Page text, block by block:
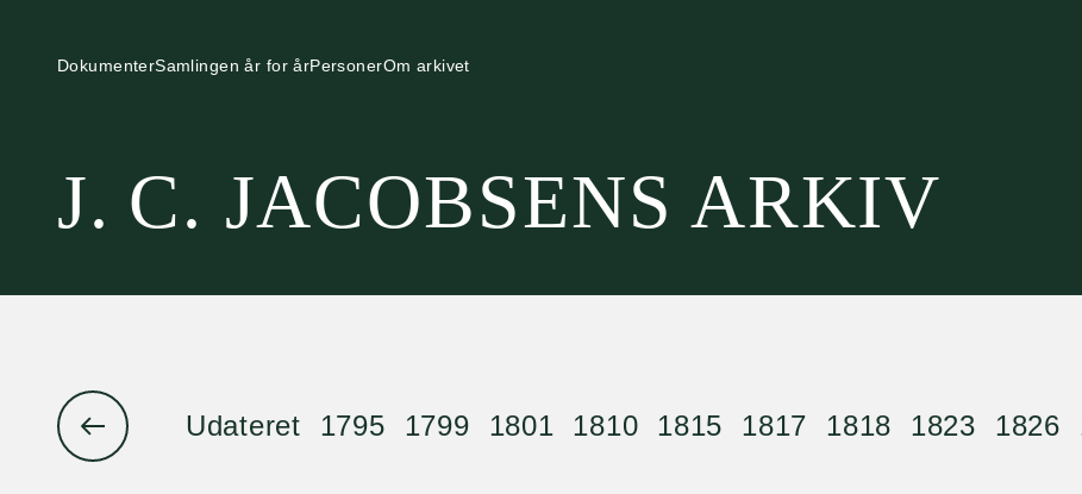
DokumenterSamlingen år for årPersonerOm arkivet
J. C. JACOBSENS ARKIV
Udateret 1795 1799 1801 1810 1815 1817 1818 1823 1826